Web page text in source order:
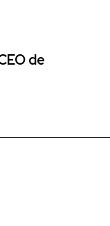
de